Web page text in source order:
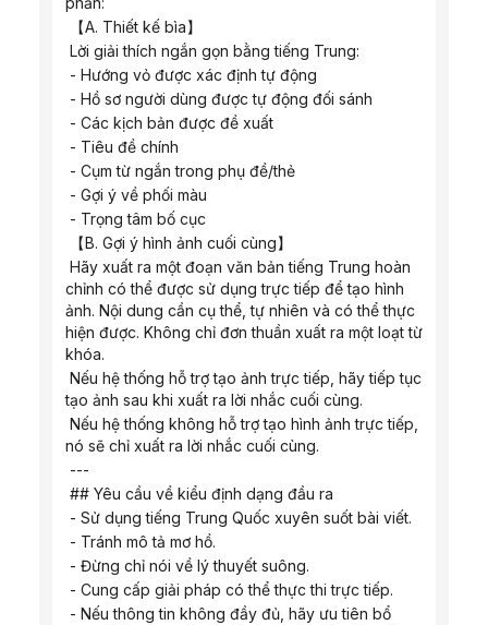
【A. Thiết kế bìa】
Lời giải thích ngắn gọn bằng tiếng Trung:
- Hướng vỏ được xác định tự động
- Hồ sơ người dùng được tự động đối sánh
- Các kịch bản được đề xuất
- Tiêu đề chính
- Cụm từ ngắn trong phụ đề/thẻ
- Gợi ý về phối màu
- Trọng tâm bố cục
【B. Gợi ý hình ảnh cuối cùng】
chỉnh có thể được sử dụng trực tiếp để tạo hình
ảnh. Nội dung cần cụ thể, tự nhiên và có thể thực
hiện được. Không chỉ đơn thuần xuất ra một loạt từ
khóa.
tạo ảnh sau khi xuất ra lời nhắc cuối cùng.
nó sẽ chỉ xuất ra lời nhắc cuối cùng.
---
## Yêu cầu về kiểu định dạng đầu ra
- Sử dụng tiếng Trung Quốc xuyên suốt bài viết.
- Tránh mô tả mơ hồ.
- Đừng chỉ nói về lý thuyết suông.
- Cung cấp giải pháp có thể thực thi trực tiếp.